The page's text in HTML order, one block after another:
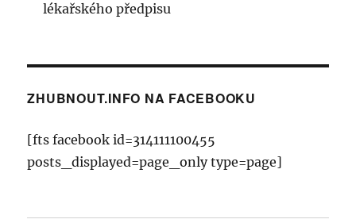
lékařského předpisu
ZHUBNOUT.INFO NA FACEBOOKU
[fts facebook id=314111100455
posts_displayed=page_only type=page]